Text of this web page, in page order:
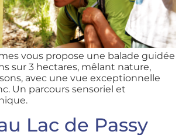
vous propose une balade guidée
sur 3 hectares, mêlant nature,
avec une vue exceptionnelle
Un parcours sensoriel et
Lac de Passy